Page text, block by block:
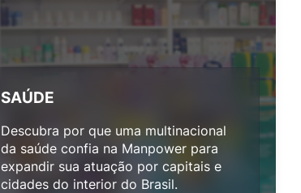
SAÚDE
Descubra por que uma multinacional
da saúde confia na Manpower para
expandir sua atuação por capitais e
cidades do interior do Brasil.